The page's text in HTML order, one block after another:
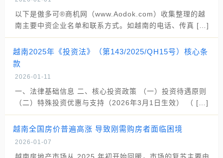
以下是傲多可®商机网（www.Aodok.com）收集整理的越
南主要中资企业名单和联系方式。如越南的电话、传真 […]
越南2025年《投资法》（第143/2025/QH15号）核心条
款
2026-01-11
一、法律基础信息 二、核心投资政策 （一）投资待遇原则
（二）特殊投资优惠与支持（2026年3月1日生效） （ […]
越南全国房价普遍高涨 导致刚需购房者面临困境
2026-01-07